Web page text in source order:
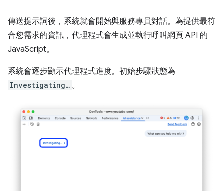
傳送提示詞後，系統就會開始與服務專員對話。為提供最符
合您需求的資訊，代理程式會生成並執行呼叫網頁 API 的
JavaScript。
系統會逐步顯示代理程式進度。初始步驟狀態為
Investigating… 。